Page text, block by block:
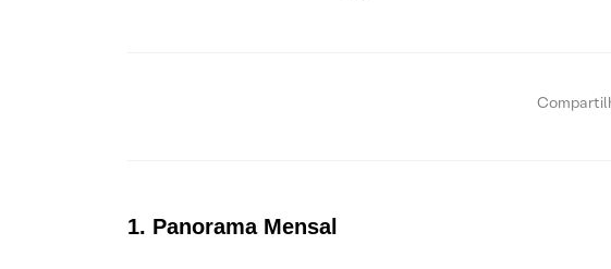
1. Panorama Mensal